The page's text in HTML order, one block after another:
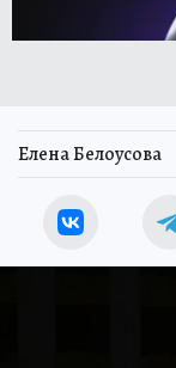
Елена Белоусова